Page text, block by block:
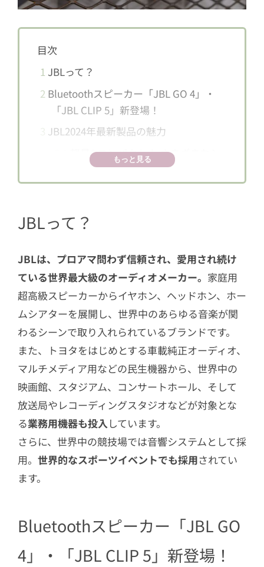
目次
1 JBLって？
2 Bluetoothスピーカー「JBL GO 4」・
「JBL CLIP 5」新登場！
JBL2024年最新製品の魅力
軽量&コンパクト！ さまざまなシ
ーンで活躍
3.4 「プレイタイムブースト」による
3.5 アプリでの直観的な操作とLE Audi
o対応によるワイヤレスステレオ接
続を実現
4
春キャンペーン「わたし、響け！」第1
弾実施中だよ
5家でも高音質で音楽を楽しもう♪
もっと見る
JBLって？
JBLは、プロアマ問わず信頼され、愛用され続け
ている世界最大級のオーディオメーカー。 家庭用
超高級スピーカーからイヤホン、ヘッドホン、ホー
ムシアターを展開し、世界中のあらゆる音楽が関
わるシーンで取り入れられているブランドです。
また、トヨタをはじめとする車載純正オーディオ、
マルチメディア用などの民生機器から、世界中の
映画館、スタジアム、コンサートホール、そして
放送局やレコーディングスタジオなどが対象とな
る業務用機器も投入しています。
さらに、世界中の競技場では音響システムとして採
用。 世界的なスポーツイベントでも採用されてい
ます。
Bluetoothスピーカー「JBL GO
4」・「JBL CLIP 5」新登場！